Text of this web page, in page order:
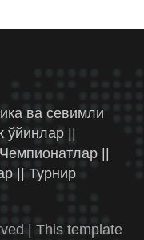
ва севимли
ўйинлар ||
||
|| Турнир
| This template